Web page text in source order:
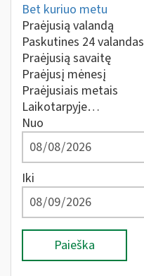
Bet kuriuo metu
Praėjusią valandą
Paskutines 24 valandas
Praėjusią savaitę
Praėjusį mėnesį
Praėjusiais metais
Laikotarpyje…
Nuo
Iki
Paieška